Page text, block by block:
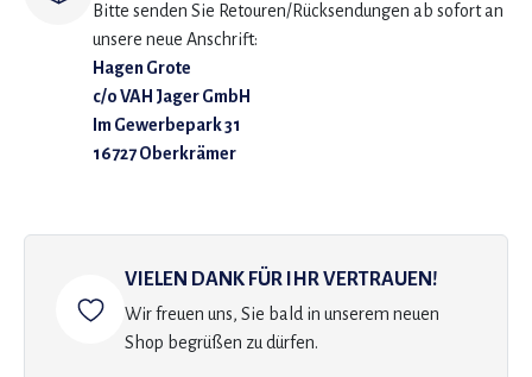
Bitte senden Sie Retouren/Rücksendungen ab sofort an
unsere neue Anschrift:
Hagen Grote
c/o VAH Jager GmbH
Im Gewerbepark 31
16727 Oberkrämer
VIELEN DANK FÜR IHR VERTRAUEN!
Wir freuen uns, Sie bald in unserem neuen
Shop begrüßen zu dürfen.